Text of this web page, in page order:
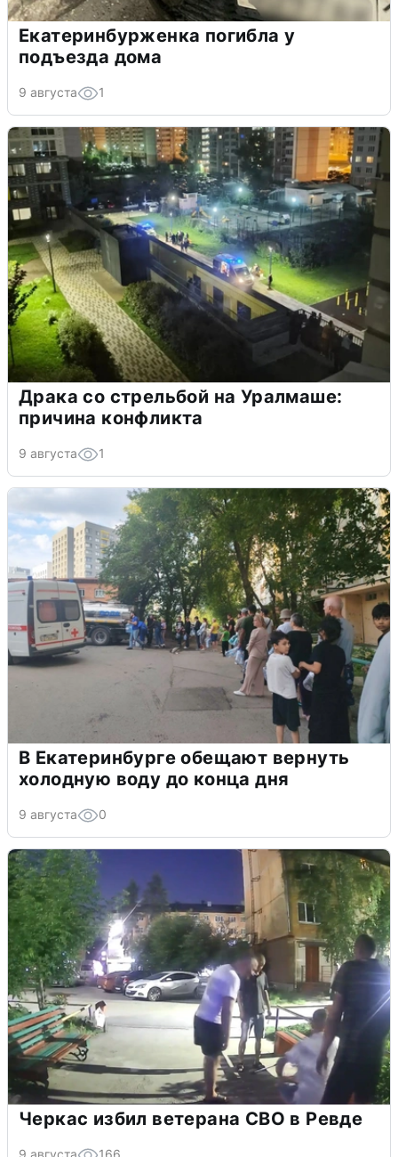
Екатеринбурженка погибла у
подъезда дома
9 августа 1
Драка со стрельбой на Уралмаше:
причина конфликта
9 августа 1
В Екатеринбурге обещают вернуть
холодную воду до конца дня
9 августа 0
Черкас избил ветерана СВО в Ревде
9 августа 166